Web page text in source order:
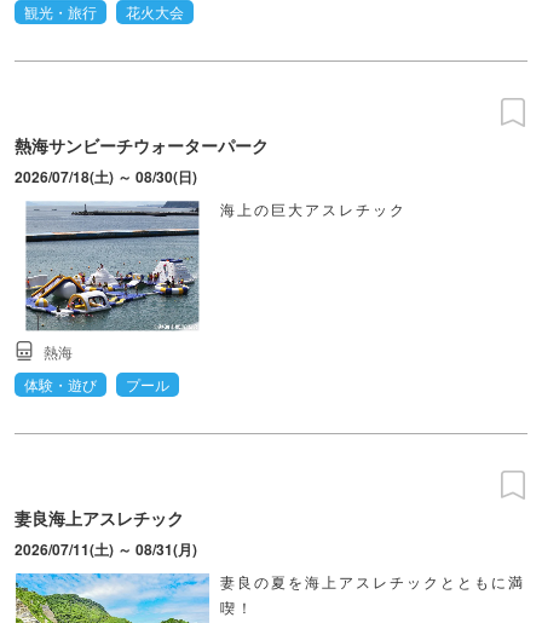
観光・旅行
花火大会
熱海サンビーチウォーターパーク
2026/07/18(土) ～ 08/30(日)
海上の巨大アスレチック
熱海
体験・遊び
プール
妻良海上アスレチック
2026/07/11(土) ～ 08/31(月)
妻良の夏を海上アスレチックとともに満
喫！